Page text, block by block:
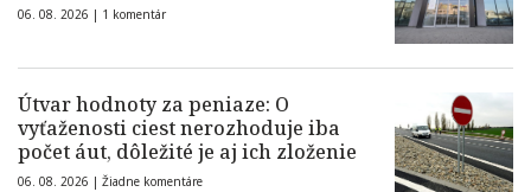
06. 08. 2026 | 1 komentár
Útvar hodnoty za peniaze: O
vyťaženosti ciest nerozhoduje iba
počet áut, dôležité je aj ich zloženie
06. 08. 2026 | Žiadne komentáre